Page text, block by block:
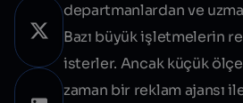
departmanlardan ve
Bazı büyük işletmelerin
isterler. Ancak küçük
zaman bir reklam ajansı